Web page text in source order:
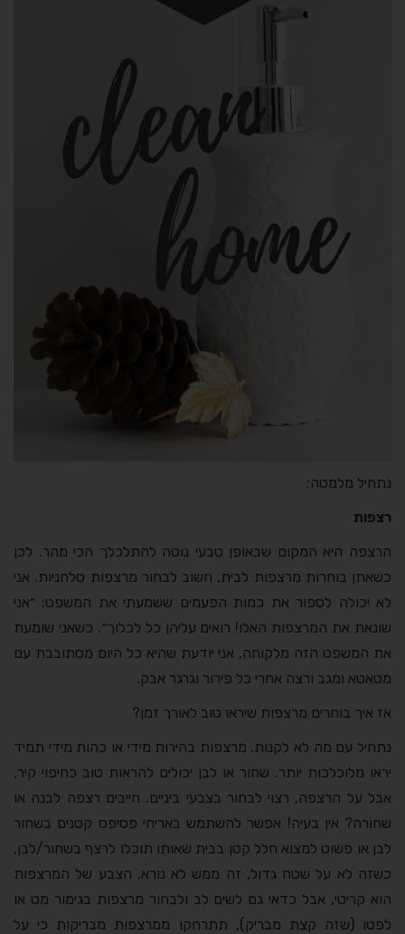
נתחיל מלמטה:
רצפות
הרצפה היא המקום שבאופן טבעי נוטה להתלכלך הכי מהר. לכן
כשאתן בוחרות מרצפות לבית, חשוב לבחור מרצפות סלחניות. אני
לא יכולה לספור את כמות הפעמים ששמעתי את המשפט: ״אני
שונאת את המרצפות האלו! רואים עליהן כל לכלוך״. כשאני שומעת
את המשפט הזה מלקוחה, אני יודעת שהיא כל היום מסתובבת עם
מטאטא ומגב ורצה אחרי כל פירור וגרגר אבק.
אז איך בוחרים מרצפות שיראו טוב לאורך זמן?
נתחיל עם מה לא לקנות. מרצפות בהירות מידי או כהות מידי תמיד
יראו מלוכלכות יותר. שחור או לבן יכולים להראות טוב כחיפוי קיר,
אבל על הרצפה, רצוי לבחור בצבעי ביניים. חייבים רצפה לבנה או
שחורה? אין בעיה! אפשר להשתמש באריחי פסיפס קטנים בשחור
לבן או פשוט למצוא חלל קטן בבית שאותו תוכלו לרצף בשחור/לבן,
כשזה לא על שטח גדול, זה ממש לא נורא. הצבע של המרצפות
הוא קריטי, אבל כדאי גם לשים לב ולבחור מרצפות בגימור מט או
לפטו (שזה קצת מבריק), תתרחקו ממרצפות מבריקות כי על